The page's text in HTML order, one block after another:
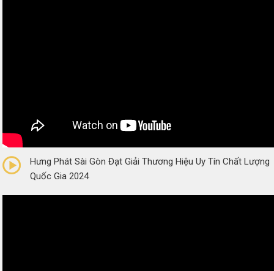
(0 Reviews)
Hưng Phát Sài Gòn Đạt Giải Thương Hiệu Uy Tín Chất Lượng
Quốc Gia 2024